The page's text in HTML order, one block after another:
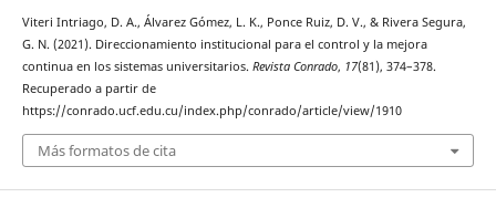
Viteri Intriago, D. A., Álvarez Gómez, L. K., Ponce Ruiz, D. V., & Rivera Segura,
G. N. (2021). Direccionamiento institucional para el control y la mejora
continua en los sistemas universitarios. Revista Conrado, 17(81), 374–378.
Recuperado a partir de
https://conrado.ucf.edu.cu/index.php/conrado/article/view/1910
Más formatos de cita